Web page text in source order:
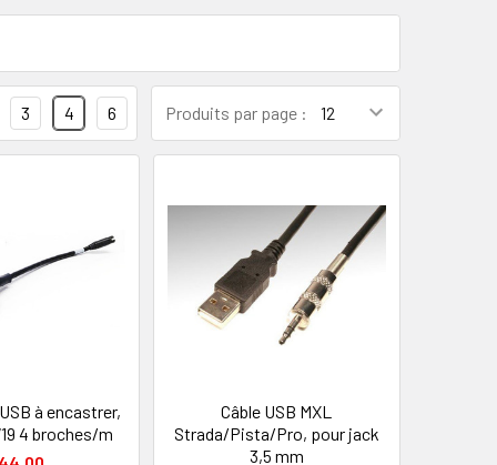
Produits par page :
3 4 6
à encastrer,
4 broches/m
Câble USB MXL
Strada/Pista/Pro, pour jack
3,5 mm